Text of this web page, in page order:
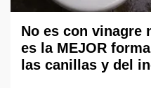
No es con vinagre
es la MEJOR
las canillas y del